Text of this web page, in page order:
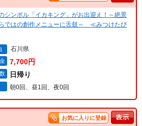
シンボル「イカキング」がお出迎え！～絶景
ではの創作メニューに舌鼓～ ≪みつけたび
石川県
7,700円
日帰り
朝0回、昼1回、夜0回
お気に入りに登録